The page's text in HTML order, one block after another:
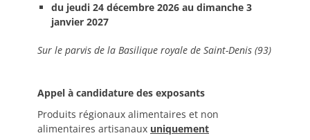
du jeudi 24 décembre 2026 au dimanche 3
janvier 2027
Sur le parvis de la Basilique royale de Saint-Denis (93)
Appel à candidature des exposants
Produits régionaux alimentaires et non
alimentaires artisanaux uniquement